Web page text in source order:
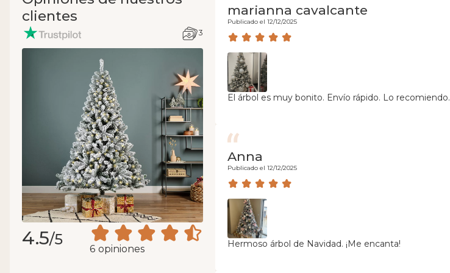
clientes
3
4.5/5
6 opiniones
marianna cavalcante
Publicado el 12/12/2025
El árbol es muy bonito. Envío rápido. Lo recomiendo.
Anna
Publicado el 12/12/2025
Hermoso árbol de Navidad. ¡Me encanta!